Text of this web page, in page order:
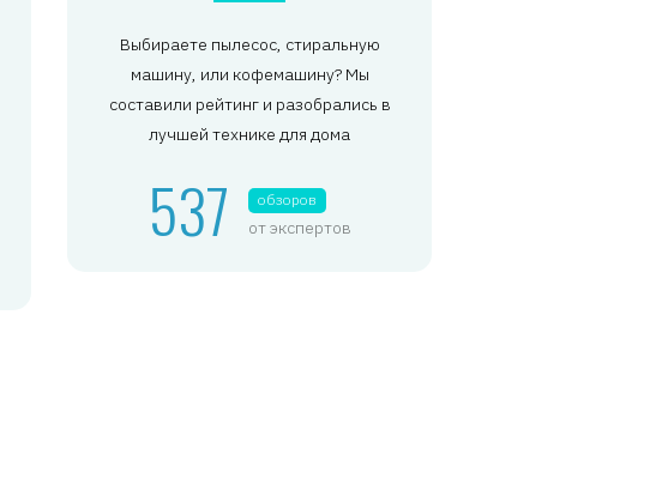
Выбираете пылесос, стиральную
машину, или кофемашину? Мы
составили рейтинг и разобрались в
лучшей технике для дома
537 обзоров
от экспертов